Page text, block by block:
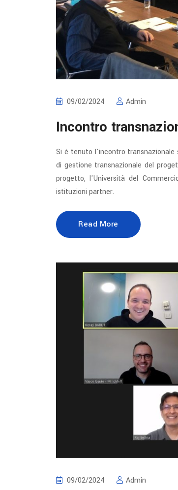
09/02/2024 Admin
Incontro
Si è tenuto l'incontro
di gestione transnazionale del
progetto, l'Università del
istituzioni partner.
Read More
09/02/2024 Admin